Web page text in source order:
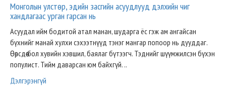
Монголын улстөр, эдийн засгийн асуудлууд дэлхийн чиг
хандлагаас урган гарсан нь
Асуудал ийм бодитой атал манан, шударга ёс гэж ам ангайсан
бүхнийг манай хулхи сэхээтнүүд тэнэг мангар попоор нь дууддаг.
Өөрсдөө бол хувийн хэвшил, баялаг бүтээгч. Тэднийг шүүмжилсэн бүхэн
популист. Тийм даварсан юм байхгүй. ..
Дэлгэрэнгүй